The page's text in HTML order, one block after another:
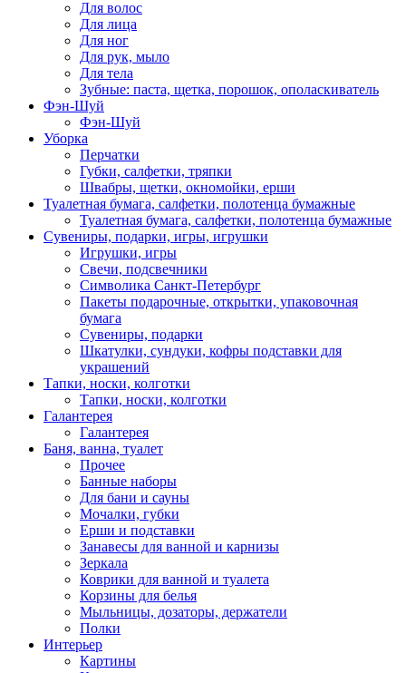
Для волос
Для лица
Для ног
Для рук, мыло
Для тела
Зубные: паста, щетка, порошок, ополаскиватель
Фэн-Шуй
Фэн-Шуй
Уборка
Перчатки
Губки, салфетки, тряпки
Швабры, щетки, окномойки, ерши
Туалетная бумага, салфетки, полотенца бумажные
Туалетная бумага, салфетки, полотенца бумажные
Сувениры, подарки, игры, игрушки
Игрушки, игры
Свечи, подсвечники
Символика Санкт-Петербург
Пакеты подарочные, открытки, упаковочная
бумага
Сувениры, подарки
Шкатулки, сундуки, кофры подставки для
украшений
Тапки, носки, колготки
Тапки, носки, колготки
Галантерея
Галантерея
Баня, ванна, туалет
Прочее
Банные наборы
Для бани и сауны
Мочалки, губки
Ерши и подставки
Занавесы для ванной и карнизы
Зеркала
Коврики для ванной и туалета
Корзины для белья
Мыльницы, дозаторы, держатели
Полки
Интерьер
Картины